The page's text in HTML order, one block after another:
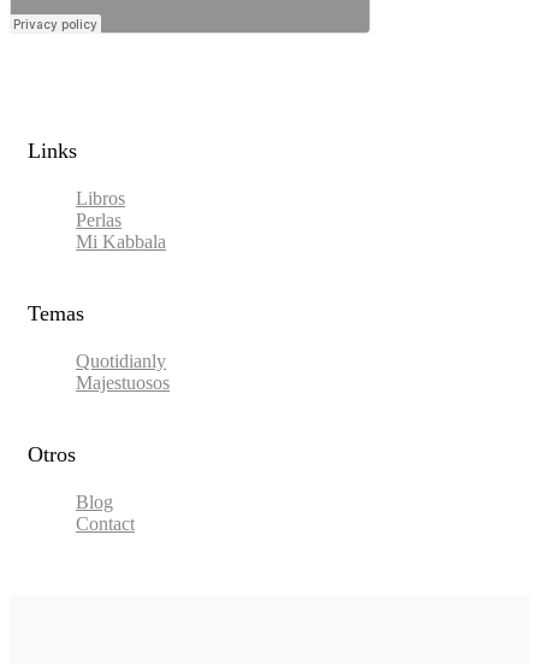
Links​
Libros
Perlas
Mi Kabbala
Temas
Quotidianly
Majestuosos
Otros
Blog
Contact